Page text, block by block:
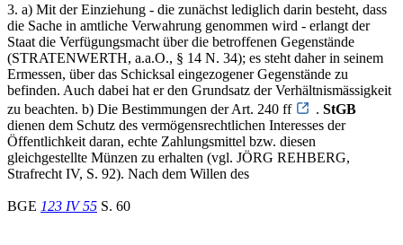
3. a) Mit der Einziehung - die zunächst lediglich darin besteht, dass
die Sache in amtliche Verwahrung genommen wird - erlangt der
Staat die Verfügungsmacht über die betroffenen Gegenstände
(STRATENWERTH, a.a.O., § 14 N. 34); es steht daher in seinem
Ermessen, über das Schicksal eingezogener Gegenstände zu
befinden. Auch dabei hat er den Grundsatz der Verhältnismässigkeit
zu beachten. b) Die Bestimmungen der Art. 240 ff
. StGB
dienen dem Schutz des vermögensrechtlichen Interesses der
Öffentlichkeit daran, echte Zahlungsmittel bzw. diesen
gleichgestellte Münzen zu erhalten (vgl. JÖRG REHBERG,
Strafrecht IV, S. 92). Nach dem Willen des
BGE 123 IV 55 S. 60